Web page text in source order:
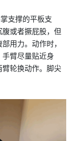
支撑的平板支
或者撅屁股，但
用力。动作时，
臂尽量贴近身
轮换动作。脚尖